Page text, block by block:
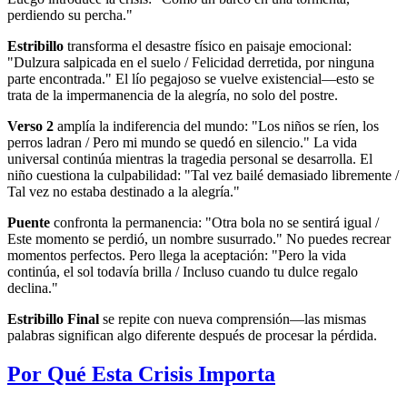
perdiendo su percha."
Estribillo transforma el desastre físico en paisaje emocional:
"Dulzura salpicada en el suelo / Felicidad derretida, por ninguna
parte encontrada." El lío pegajoso se vuelve existencial—esto se
trata de la impermanencia de la alegría, no solo del postre.
Verso 2 amplía la indiferencia del mundo: "Los niños se ríen, los
perros ladran / Pero mi mundo se quedó en silencio." La vida
universal continúa mientras la tragedia personal se desarrolla. El
niño cuestiona la culpabilidad: "Tal vez bailé demasiado libremente /
Tal vez no estaba destinado a la alegría."
Puente confronta la permanencia: "Otra bola no se sentirá igual /
Este momento se perdió, un nombre susurrado." No puedes recrear
momentos perfectos. Pero llega la aceptación: "Pero la vida
continúa, el sol todavía brilla / Incluso cuando tu dulce regalo
declina."
Estribillo Final se repite con nueva comprensión—las mismas
palabras significan algo diferente después de procesar la pérdida.
Por Qué Esta Crisis Importa